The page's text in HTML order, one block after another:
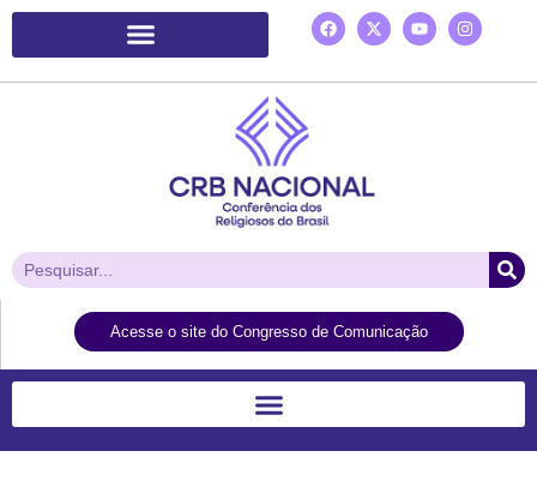
Acesse o site do Congresso de Comunicação